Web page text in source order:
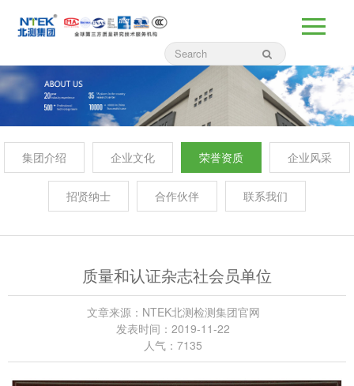
集团介绍 企业文化 荣誉资质 企业风采
招贤纳士 合作伙伴 联系我们
质量和认证杂志社会员单位
文章来源：NTEK北测检测集团官网
发表时间：2019-11-22
人气：7135